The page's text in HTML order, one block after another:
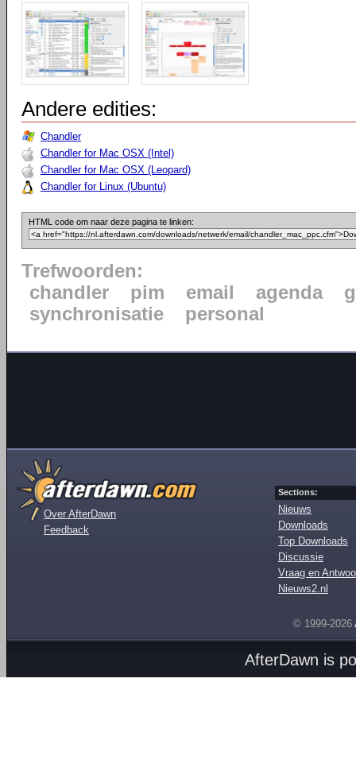
Andere edities:
Chandler
Chandler for Mac OSX (Intel)
Chandler for Mac OSX (Leopard)
Chandler for Linux (Ubuntu)
HTML code om naar deze pagina te linken:
Trefwoorden:
chandler
pim email agenda
synchronisatie
personal
Over AfterDawn
Feedback
Sections:
Nieuws
Downloads
Top Downloads
Discussie
Vraag en
Nieuws2.nl
© 1999-2026
AfterDawn is